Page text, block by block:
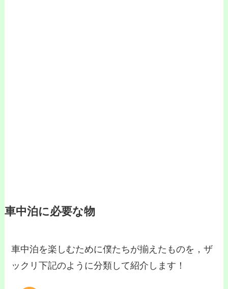
車中泊に必要な物
車中泊を楽しむために僕たちが揃えたものを，ザ
ックリ下記のように分類して紹介します！